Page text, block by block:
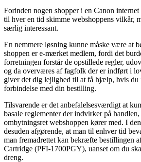
Forinden nogen shopper i en Canon
til hver en tid skimme webshoppens vilkår,
særlig interessant.
En nemmere løsning kunne måske være at
shoppen er e-mærket medlem, fordi det
forretningen forstår de opstillede regler,
og da overværes af fagfolk der er indført i
giver det dig lejlighed til at få hjælp, hvis
forbindelse med din bestilling.
Tilsvarende er det anbefalelsesværdigt at
basale reglementer der indvirker på
ombytningsret webshoppen kører med. I
desuden afgørende, at man til enhver tid
man fremadrettet kan bekræfte bestillingen
Cartridge (PFI-1700PGY), uanset om du
dreng.